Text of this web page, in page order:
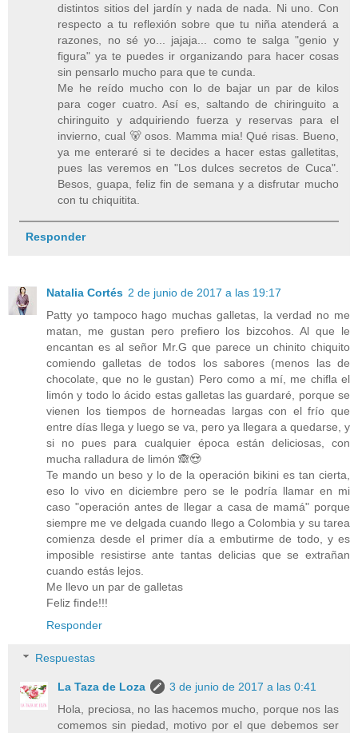
distintos sitios del jardín y nada de nada. Ni uno. Con
respecto a tu reflexión sobre que tu niña atenderá a
razones, no sé yo... jajaja... como te salga "genio y
figura" ya te puedes ir organizando para hacer cosas
sin pensarlo mucho para que te cunda.
Me he reído mucho con lo de bajar un par de kilos
para coger cuatro. Así es, saltando de chiringuito a
chiringuito y adquiriendo fuerza y reservas para el
invierno, cual 🐻 osos. Mamma mia! Qué risas. Bueno,
ya me enteraré si te decides a hacer estas galletitas,
pues las veremos en "Los dulces secretos de Cuca".
Besos, guapa, feliz fin de semana y a disfrutar mucho
con tu chiquitita.
Responder
Natalia Cortés 2 de junio de 2017 a las 19:17
Patty yo tampoco hago muchas galletas, la verdad no me
matan, me gustan pero prefiero los bizcohos. Al que le
encantan es al señor Mr.G que parece un chinito chiquito
comiendo galletas de todos los sabores (menos las de
chocolate, que no le gustan) Pero como a mí, me chifla el
limón y todo lo ácido estas galletas las guardaré, porque se
vienen los tiempos de horneadas largas con el frío que
entre días llega y luego se va, pero ya llegara a quedarse, y
si no pues para cualquier época están deliciosas, con
mucha ralladura de limón 🙈😍
Te mando un beso y lo de la operación bikini es tan cierta,
eso lo vivo en diciembre pero se le podría llamar en mi
caso "operación antes de llegar a casa de mamá" porque
siempre me ve delgada cuando llego a Colombia y su tarea
comienza desde el primer día a embutirme de todo, y es
imposible resistirse ante tantas delicias que se extrañan
cuando estás lejos.
Me llevo un par de galletas
Feliz finde!!!
Responder
Respuestas
La Taza de Loza
3 de junio de 2017 a las 0:41
Hola, preciosa, no las hacemos mucho, porque nos las
comemos sin piedad, motivo por el que debemos ser